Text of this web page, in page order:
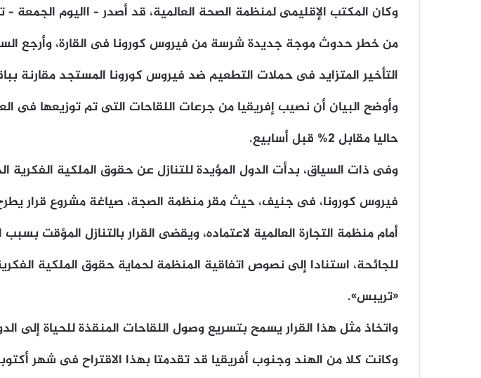
وكان المكتب الإقليمى لمنظمة الصحة العالمية، قد أصدر – االيوم الجمعة –
من خطر حدوث موجة جديدة شرسة من فيروس كورونا فى القارة، وأرجع
التأخير المتزايد فى حملات التطعيم ضد فيروس كورونا المستجد مقارنة
حاليا مقابل 2% قبل أسابيع.
وفى ذات السياق، بدأت الدول المؤيدة للتنازل عن حقوق الملكية الفكرية
فيروس كورونا، فى جنيف، حيث مقر منظمة الصجة، صياغة مشروع قرار يطرح
أمام منظمة التجارة العالمية لاعتماده، ويقضى القرار بالتنازل المؤقت
للجائحة، استنادا إلى نصوص اتفاقية المنظمة لحماية حقوق الملكية
«تريبس».
واتخاذ مثل هذا القرار يسمح بتسريع وصول اللقاحات المنقذة للحياة إلى
وكانت كلا من الهند وجنوب أفريقيا قد تقدمتا بهذا الاقتراح فى شهر
طموح ترامب